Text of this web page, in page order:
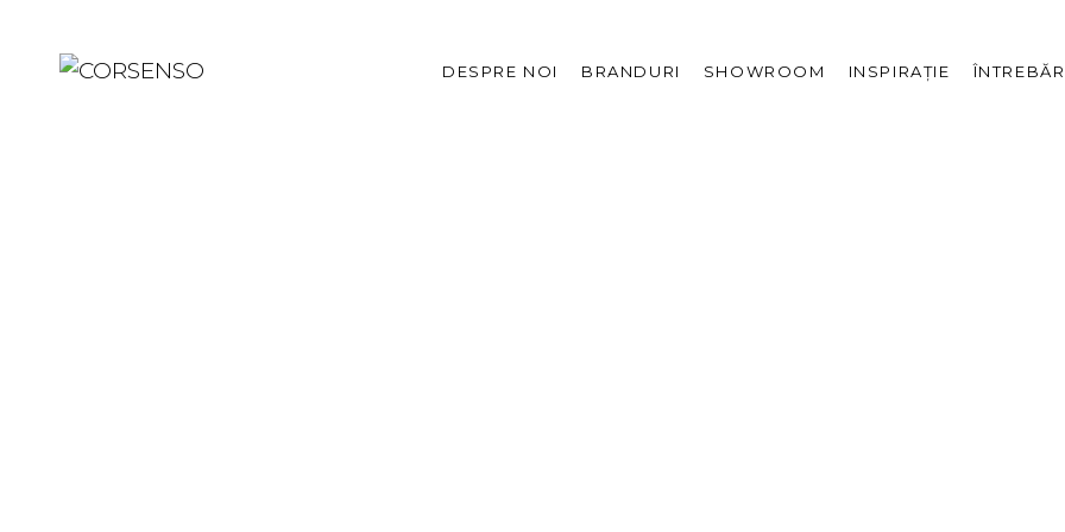
DESPRE NOI BRANDURI SHOWROOM INSPIRAȚIE
showroom
The Corsenso Edit